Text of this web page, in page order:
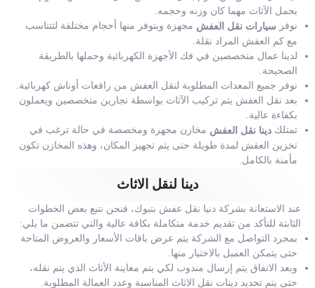
بحمل الآثاث مهما كان وزنه وحجمه.
نوفر سيارات نقل العفش مجهزة ويتوفر منها أحجام مختلفة لتتناسب
مع كم العفش المراد نقلة.
لدينا عمال متخصصين في فك الأجهزة الكهربائية وحملها بالطريقة
الصحيحة.
نوفر جميع المعدات المطلوبة لنقل العفش من رافعات أوناش كهربائية.
بعد نقل العفش يتم تركيب الآثاث بواسطة نجارين متخصصين ويعملون
بكفاءة عالية.
تمتلك دينا نقل العفش مخازن مجهزة ومخصصة في حالة ترغب في
تخزين العفش لمدة طويلة حتى يتم تجهيز المكان، وهذه المخازن تكون
مأمنة بالكامل.
دينا لنقل الاثاث
عند الاستعانة بشركة دنيا نقل عفش بتبوك، فنحن نتبع بعض الخطوات
الثابتة للتأكد من تقديم خدمة متكاملة بكافة عالية والتي تتضمن ما يلي:
بمجرد التواصل مع الشركة يتم عرض باقات الأسعار والعروض المتاحة
حتى يتمكن العميل بالاختيار منها.
وبعد الاتفاق يتم إرسال مندوب لكي يتم معاينة الأثاث الذي يتم نقله،
حتى يتم تحديد دينات نقل الاثاث المناسبة وعدد العمالة المطلوبة.